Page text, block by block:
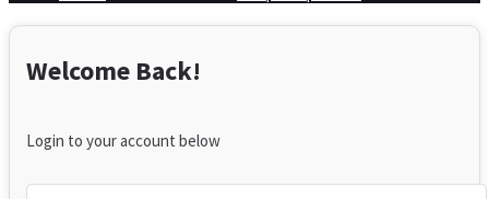
Welcome Back!
Login to your account below